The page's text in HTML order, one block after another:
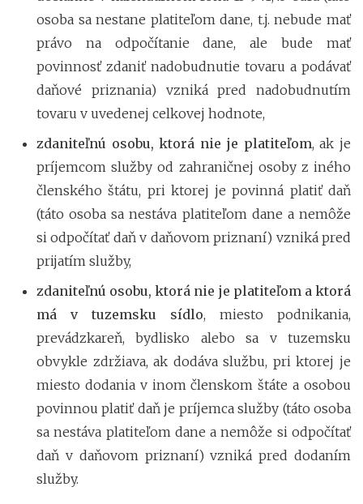
osoba sa nestane platiteľom dane, t.j. nebude mať
právo na odpočítanie dane, ale bude mať
povinnosť zdaniť nadobudnutie tovaru a podávať
daňové priznania) vzniká pred nadobudnutím
tovaru v uvedenej celkovej hodnote,
zdaniteľnú osobu, ktorá nie je platiteľom, ak je
príjemcom služby od zahraničnej osoby z iného
členského štátu, pri ktorej je povinná platiť daň
(táto osoba sa nestáva platiteľom dane a nemôže
si odpočítať daň v daňovom priznaní) vzniká pred
prijatím služby,
zdaniteľnú osobu, ktorá nie je platiteľom a ktorá
má v tuzemsku sídlo, miesto podnikania,
prevádzkareň, bydlisko alebo sa v tuzemsku
obvykle zdržiava, ak dodáva službu, pri ktorej je
miesto dodania v inom členskom štáte a osobou
povinnou platiť daň je príjemca služby (táto osoba
sa nestáva platiteľom dane a nemôže si odpočítať
daň v daňovom priznaní) vzniká pred dodaním
služby.